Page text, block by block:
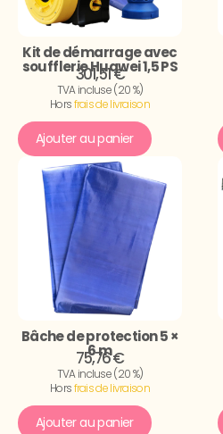
Kit de démarrage avec
soufflerie Huawei 1,5 PS
301,51 €
TVA incluse (20 %)
Horsfrais de livraison
Ajouter au panier
Bâche de protection 5 ×
6 m
75,76 €
TVA incluse (20 %)
Horsfrais de livraison
Ajouter au panier